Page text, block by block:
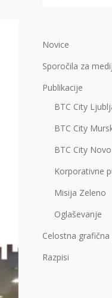
Novice
Sporočila za
Publikacije
BTC City
BTC City
BTC City
Korporativne
Misija Zeleno
Oglaševanje
Celostna
Razpisi